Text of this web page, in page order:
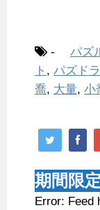
- パズ
ト , パズドラ
喬, 大量, 小
期間限
Error: Feed